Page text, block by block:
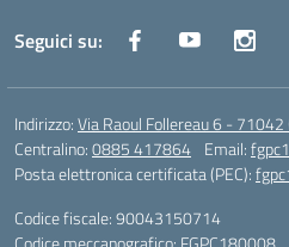
Seguici su:
Indirizzo:Via Raoul Follereau 6 - 71042
Centralino:0885 417864 Email:
Posta elettronica certificata (PEC):
Codice fiscale: 90043150714